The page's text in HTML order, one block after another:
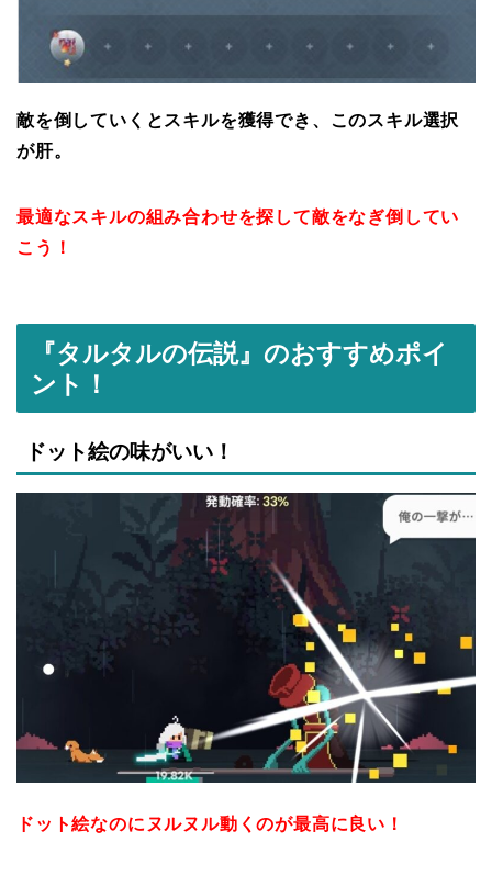
敵を倒していくとスキルを獲得でき、このスキル選択
が肝。
最適なスキルの組み合わせを探して敵をなぎ倒してい
こう！
『タルタルの伝説』のおすすめポイ
ント！
ドット絵の味がいい！
ドット絵なのにヌルヌル動くのが最高に良い！